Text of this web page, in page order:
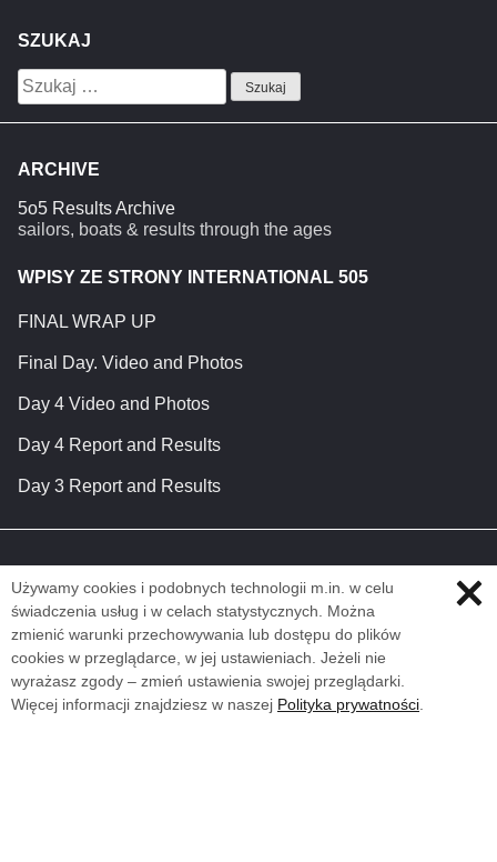
SZUKAJ
Szukaj:
ARCHIVE
5o5 Results Archive
sailors, boats & results through the ages
WPISY ZE STRONY INTERNATIONAL 505
FINAL WRAP UP
Final Day. Video and Photos
Day 4 Video and Photos
Day 4 Report and Results
Day 3 Report and Results
Używamy cookies i podobnych technologii m.in. w celu
świadczenia usług i w celach statystycznych. Można
zmienić warunki przechowywania lub dostępu do plików
cookies w przeglądarce, w jej ustawieniach. Jeżeli nie
wyrażasz zgody – zmień ustawienia swojej przeglądarki.
Więcej informacji znajdziesz w naszej Polityka prywatności